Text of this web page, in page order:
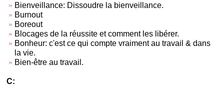
Bienveillance: Dissoudre la bienveillance.
Burnout
Boreout
Blocages de la réussite et comment les libérer.
Bonheur: c'est ce qui compte vraiment au travail & dans
la vie.
Bien-être au travail.
C: